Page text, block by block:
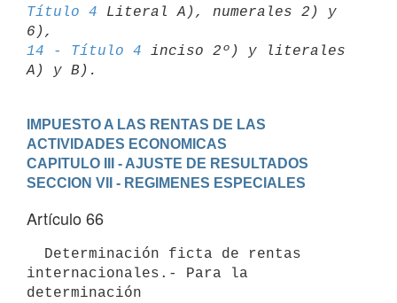
Título 4 Literal A), numerales 2) y
14 - Título 4 inciso 2º) y literales
IMPUESTO A LAS RENTAS DE LAS
ACTIVIDADES ECONOMICAS
CAPITULO III - AJUSTE DE RESULTADOS
SECCION VII - REGIMENES ESPECIALES
Artículo 66
internacionales.- Para la
determinación